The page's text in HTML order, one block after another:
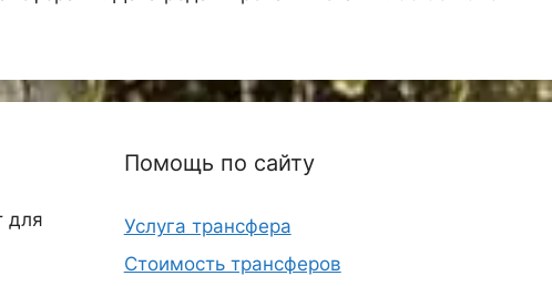
для
Помощь по сайту
Услуга трансфера
Стоимость трансферов